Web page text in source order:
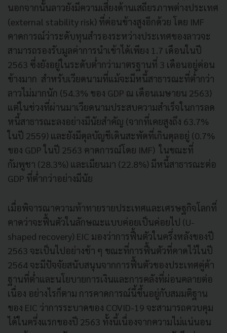
นอกจากนั้นลาวยังมีความเสี่ยงด้านเสถียรภาพต่างประเทศ
(external stability risk) ที่ค่อนข้างสูงอีกด้วย โดย IMF
คาดการณ์ว่าระดับทุนสำรองระหว่างประเทศของลาวจะ
สามารถรองรับมูลค่าการนำเข้าได้เพียง 1.7 เดือนในปี
2563 ซึ่งยังอยู่ในระดับต่ำกว่ามาตรฐานที่ 3 เดือนอยู่ค่อน
ข้างมาก สำหรับเวียดนามที่แม้จะมีหนี้สาธารณะที่ต่ำกว่า
ลาวไม่มากนัก (54.3% ของ GDP ณ เดือนเมษายน 2563)
แต่ในช่วงที่ผ่านมาเวียดนามประสบความสำเร็จในการลด
หนี้สาธารณะลงอย่างมีนัยสำคัญ (จากที่เคยสูงถึง 63.7%
ในปี 2559) และยังมีดุลบัญชีเดินสะพัดที่เกินดุลอยู่ (0.7%
ของ GDP ในปี 2563 คาดการณ์โดย IMF) ในขณะที่
กัมพูชา (28.3%) และเมียนมา (22.8%) มีหนี้สาธารณะต่อ
GDP ที่ต่ำกว่าอย่างมีนัย
เมื่อพิจารณาความท้าทายรายประเทศและเศรษฐกิจโลกที่
คาดว่าจะฟื้นตัวในลักษณะแบบค่อยเป็นค่อยไป (U-
shaped recovery) EIC มองว่าการฟื้นตัวในครึ่งหลังของปี
2563 จะเป็นไปอย่างช้า ๆ ขณะที่การฟื้นตัวที่คาดไว้ในปี
2564 จะมีปัจจัยสนับสนุนจากการฟื้นตัวของประเทศคู่ค้า
ฐานที่ต่ำและนโยบายการเงินและการคลังที่ผ่อนคลายต่อ
เนื่อง อย่างไรก็ตาม การคาดการณ์นี้ขึ้นอยู่กับสมมติฐาน
ของ EIC ว่าการระบาดของ COVID-19 จะสามารถควบคุม
ได้ในครึ่งแรกของปี 2563 ทั้งนี้เนื่องจากความไม่แน่นอน